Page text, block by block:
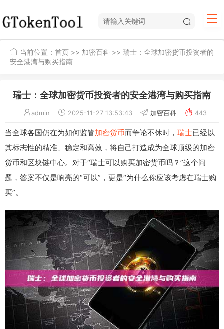
当前位置： 首页 >> 加密百科 >> 瑞士：全球加密货币投资者的
安全港湾与购买指南
瑞士：全球加密货币投资者的安全港湾与购买指南
admin 2025-11-27 13:53:43 加密百科 443
当全球各国仍在为如何监管加密货币而争论不休时， 瑞士已经以
其标志性的精准、稳定和高效，将自己打造成为全球顶级的加密
货币和区块链中心。对于“瑞士可以购买加密货币吗？”这个问
题，答案不仅是响亮的“可以”，更是“为什么你应该考虑在瑞士购
买”。